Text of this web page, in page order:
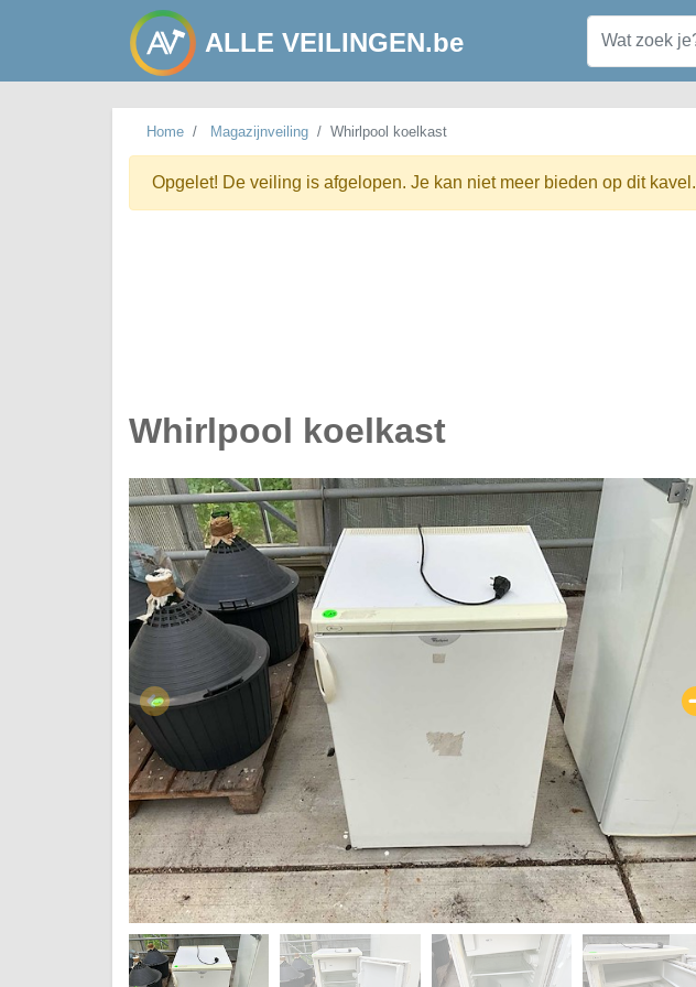
ALLE VEILINGEN.be
Home Magazijnveiling Whirlpool koelkast
Opgelet! De veiling is afgelopen. Je kan niet meer bieden op dit kavel.
Whirlpool koelkast